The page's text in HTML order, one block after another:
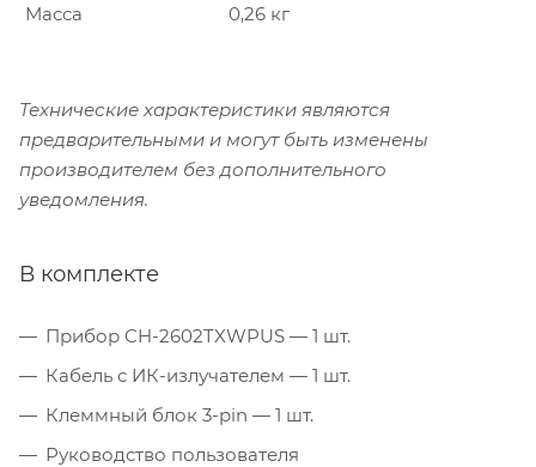
Масса 0,26 кг
Технические характеристики являются
предварительными и могут быть изменены
производителем без дополнительного
уведомления.
В комплекте
Прибор CH-2602TXWPUS — 1 шт.
Кабель с ИК-излучателем — 1 шт.
Клеммный блок 3-pin — 1 шт.
Руководство пользователя